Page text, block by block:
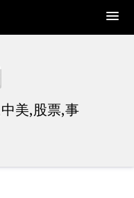
美,股票,事